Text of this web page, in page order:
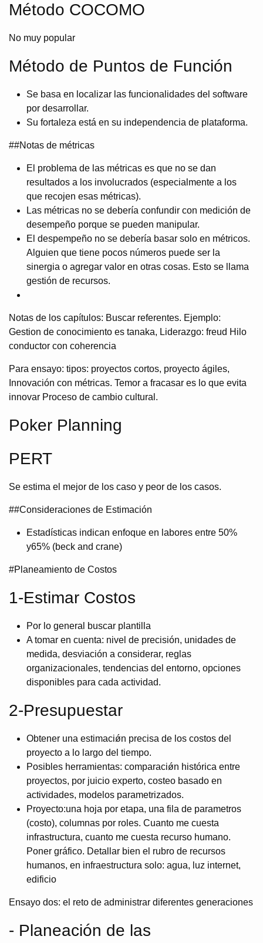
Método COCOMO
No muy popular
Método de Puntos de Función
Se basa en localizar las funcionalidades del software
por desarrollar.
Su fortaleza está en su independencia de plataforma.
##Notas de métricas
El problema de las métricas es que no se dan
resultados a los involucrados (especialmente a los
que recojen esas métricas).
Las métricas no se debería confundir con medición de
desempeño porque se pueden manipular.
El despempeño no se debería basar solo en métricos.
Alguien que tiene pocos números puede ser la
sinergia o agregar valor en otras cosas. Esto se llama
gestión de recursos.
Notas de los capítulos: Buscar referentes. Ejemplo:
Gestion de conocimiento es tanaka, Liderazgo: freud Hilo
conductor con coherencia
Para ensayo: tipos: proyectos cortos, proyecto ágiles,
Innovación con métricas. Temor a fracasar es lo que evita
innovar Proceso de cambio cultural.
Poker Planning
PERT
Se estima el mejor de los caso y peor de los casos.
##Consideraciones de Estimación
Estadísticas indican enfoque en labores entre 50%
y65% (beck and crane)
#Planeamiento de Costos
1-Estimar Costos
Por lo general buscar plantilla
A tomar en cuenta: nivel de precisión, unidades de
medida, desviación a considerar, reglas
organizacionales, tendencias del entorno, opciones
disponibles para cada actividad.
2-Presupuestar
Obtener una estimaciǿn precisa de los costos del
proyecto a lo largo del tiempo.
Posibles herramientas: comparaciǿn histórica entre
proyectos, por juicio experto, costeo basado en
actividades, modelos parametrizados.
Proyecto:una hoja por etapa, una fila de parametros
(costo), columnas por roles. Cuanto me cuesta
infrastructura, cuanto me cuesta recurso humano.
Poner gráfico. Detallar bien el rubro de recursos
humanos, en infraestructura solo: agua, luz internet,
edificio
Ensayo dos: el reto de administrar diferentes generaciones
- Planeación de las